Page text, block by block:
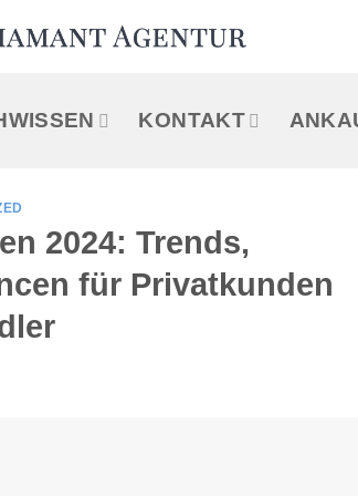
KONTAKT
2024: Trends,
für Privatkunden